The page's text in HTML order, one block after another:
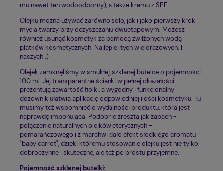
mu nawet ten wodoodporny), a także kremu z SPF.
Olejku można używać zarówno solo, jak i jako pierwszy krok
mycia twarzy przy oczyszczaniu dwuetapowym. Możesz
również usunąć kosmetyk za pomocą zwilżonych wodą
płatków kosmetycznych. Najlepiej tych wielorazowych. I
naszych :)
Olejek zamknęliśmy w smukłej, szklanej butelce o pojemności
100 ml. Jej transparentne ścianki w pełnej okazałości
prezentują zawartość fiolki, a wygodny i funkcjonalny
dozownik ułatwia aplikację odpowiedniej ilości kosmetyku. Tu
musimy też wspomnieć o wydajności produktu, która jest
naprawdę imponująca. Podobnie zresztą jak zapach -
połączenie naturalnych olejków eterycznych -
pomarańczowego i z marchwi dało efekt słodkiego aromatu
"baby carrot", dzięki któremu stosowanie olejku jest nie tylko
dobroczynne i skuteczne, ale też po prostu przyjemne.
Pojemność szklanej butelki: